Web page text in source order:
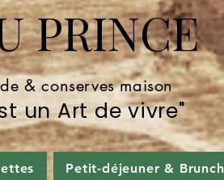
PRINCE
& conserves maison
un Art de vivre"
Petit-déjeuner & Brunch